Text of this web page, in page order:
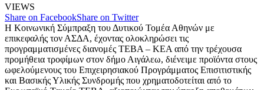
VIEWS
Share on FacebookShare on Twitter
Η Κοινωνική Σύμπραξη του Δυτικού Τομέα Αθηνών με
επικεφαλής τον ΑΣΔΑ, έχοντας ολοκληρώσει τις
προγραμματισμένες διανομές ΤΕΒΑ – ΚΕΑ από την τρέχουσα
προμήθεια τροφίμων στον δήμο Αιγάλεω, διένειμε προϊόντα στους
ωφελούμενους του Επιχειρησιακού Προγράμματος Επισιτιστικής
και Βασικής Υλικής Συνδρομής που χρηματοδοτείται από το